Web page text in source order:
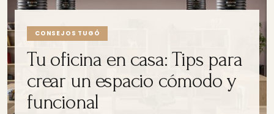
CONSEJOS TUGÓ
Tu oficina en casa: Tips para
crear un espacio cómodo y
funcional